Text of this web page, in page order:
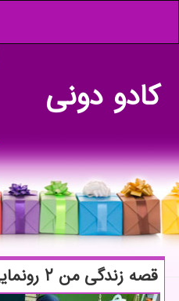
كادو دونی
قصه زندگی من ۲ رونمایی گردید